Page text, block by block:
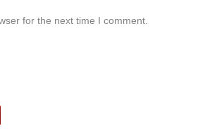
for the next time I comment.